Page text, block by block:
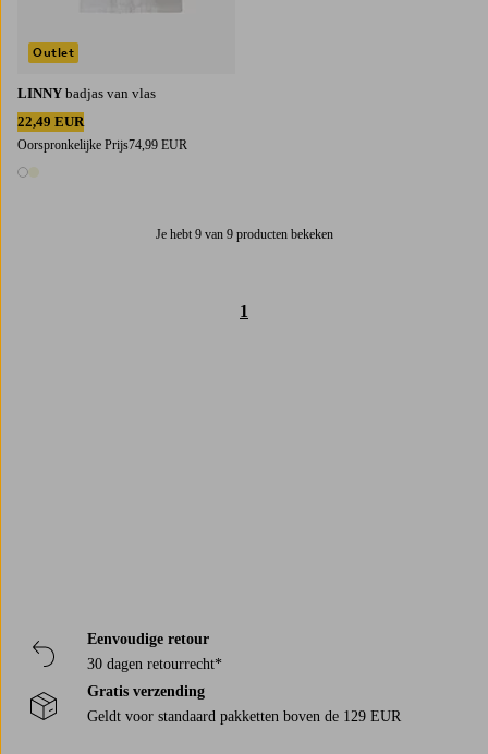
LINNY badjas van vlas
22,49 EUR
Oorspronkelijke Prijs74,99 EUR
2 kleuren
Outlet
Je hebt 9 van 9 producten bekeken
1
Eenvoudige retour
30 dagen retourrecht*
Gratis verzending
Geldt voor standaard pakketten boven de 129 EUR